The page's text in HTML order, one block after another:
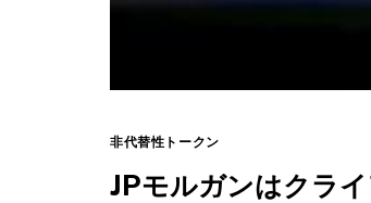
非代替性トークン
JPモルガンはクラ